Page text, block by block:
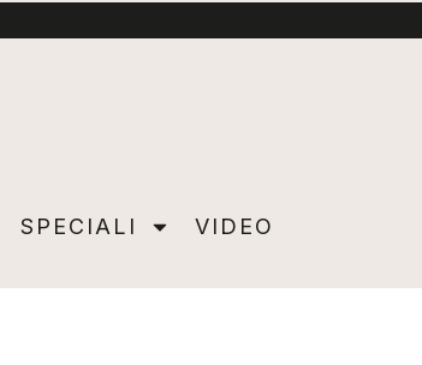
ADVERTORIAL
SPECIALI
VIDEO